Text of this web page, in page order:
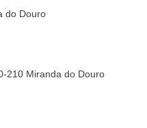
do Douro
210 Miranda do Douro